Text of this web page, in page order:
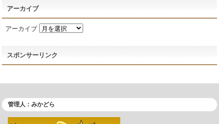
アーカイブ
アーカイブ
スポンサーリンク
管理人：みかどら